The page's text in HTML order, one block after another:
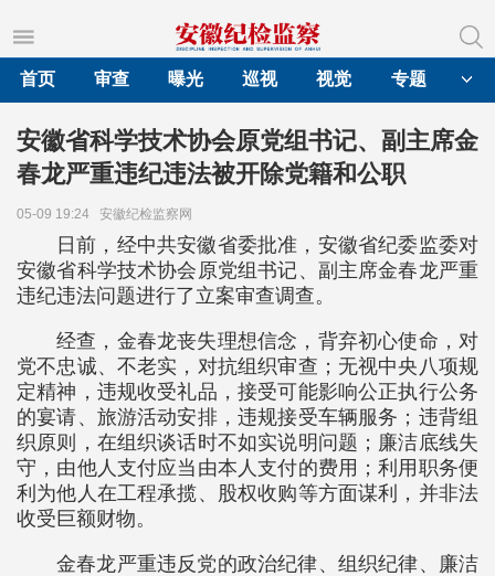
首页
审查 曝光 巡视 视觉 专题
安徽省科学技术协会原党组书记、副主席金
春龙严重违纪违法被开除党籍和公职
05-09 19:24 安徽纪检监察网
日前，经中共安徽省委批准，安徽省纪委监委对
安徽省科学技术协会原党组书记、副主席金春龙严重
违纪违法问题进行了立案审查调查。
经查，金春龙丧失理想信念，背弃初心使命，对
党不忠诚、不老实，对抗组织审查；无视中央八项规
定精神，违规收受礼品，接受可能影响公正执行公务
的宴请、旅游活动安排，违规接受车辆服务；违背组
织原则，在组织谈话时不如实说明问题；廉洁底线失
守，由他人支付应当由本人支付的费用；利用职务便
利为他人在工程承揽、股权收购等方面谋利，并非法
收受巨额财物。
金春龙严重违反党的政治纪律、组织纪律、廉洁